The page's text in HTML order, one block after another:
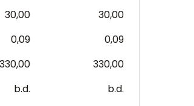
30,00
30,00
0,09
0,09
330,00
330,00
b.d.
b.d.